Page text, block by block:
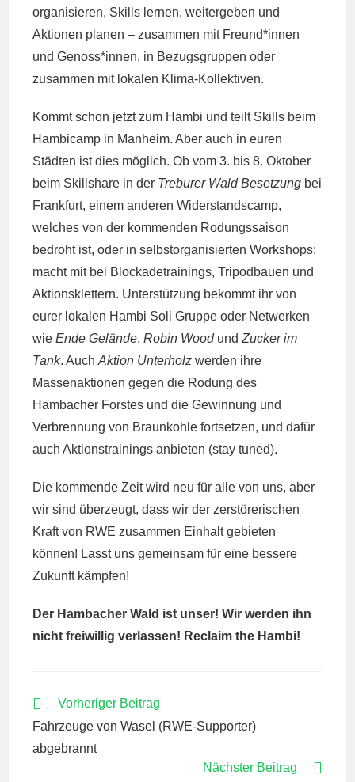
organisieren, Skills lernen, weitergeben und
Aktionen planen – zusammen mit Freund*innen
und Genoss*innen, in Bezugsgruppen oder
zusammen mit lokalen Klima-Kollektiven.
Kommt schon jetzt zum Hambi und teilt Skills beim
Hambicamp in Manheim. Aber auch in euren
Städten ist dies möglich. Ob vom 3. bis 8. Oktober
beim Skillshare in der Treburer Wald Besetzung bei
Frankfurt, einem anderen Widerstandscamp,
welches von der kommenden Rodungssaison
bedroht ist, oder in selbstorganisierten Workshops:
macht mit bei Blockadetrainings, Tripodbauen und
Aktionsklettern. Unterstützung bekommt ihr von
eurer lokalen Hambi Soli Gruppe oder Netwerken
wieEnde Gelände,Robin WoodundZucker im
Tank. AuchAktion Unterholz werden ihre
Massenaktionen gegen die Rodung des
Hambacher Forstes und die Gewinnung und
Verbrennung von Braunkohle fortsetzen, und dafür
auch Aktionstrainings anbieten (stay tuned).
Die kommende Zeit wird neu für alle von uns, aber
wir sind überzeugt, dass wir der zerstörerischen
Kraft von RWE zusammen Einhalt gebieten
können! Lasst uns gemeinsam für eine bessere
Zukunft kämpfen!
Der Hambacher Wald ist unser! Wir werden ihn
nicht freiwillig verlassen! Reclaim the Hambi!
WEITERE
ANSEHEN
Vorheriger Beitrag
Fahrzeuge von Wasel (RWE-Supporter)
abgebrannt
Nächster Beitrag